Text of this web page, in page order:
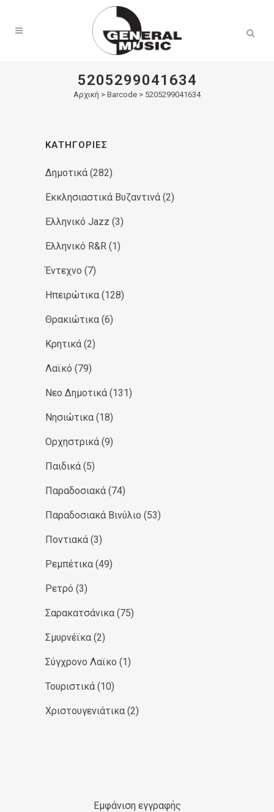
5205299041634
Αρχική > Barcode > 5205299041634
ΚΑΤΗΓΟΡΊΕΣ
Δημοτικά (282)
Εκκλησιαστικά Βυζαντινά (2)
Ελληνικό Jazz (3)
Ελληνικό R&R (1)
Έντεχνο (7)
Ηπειρώτικα (128)
Θρακιώτικα (6)
Κρητικά (2)
Λαϊκό (79)
Νεο Δημοτικά (131)
Νησιώτικα (18)
Ορχηστρικά (9)
Παιδικά (5)
Παραδοσιακά (74)
Παραδοσιακά Βινύλιο (53)
Ποντιακά (3)
Ρεμπέτικα (49)
Ρετρό (3)
Σαρακατσάνικα (75)
Σμυρνέϊκα (2)
Σύγχρονο Λαϊκο (1)
Τουριστικά (10)
Χριστουγενιάτικα (2)
Εμφάνιση εγγραφής